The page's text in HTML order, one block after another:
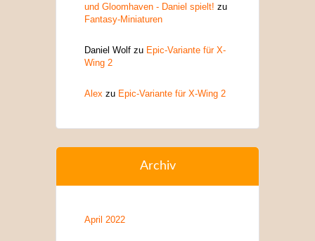
und Gloomhaven - Daniel spielt! zu
Fantasy-Miniaturen
Daniel Wolf zu Epic-Variante für X-
Wing 2
Alex zu Epic-Variante für X-Wing 2
Archiv
April 2022